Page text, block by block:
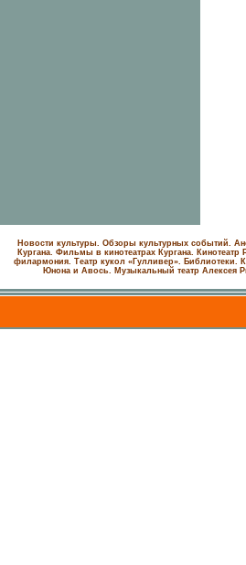
Новости культуры. Обзоры культурных событий.
Кургана. Фильмы в кинотеатрах Кургана.
Кинотеатр
филармония. Театр кукол «Гулливер». Библиотеки.
Юнона и Авось. Музыкальный театр Алексея